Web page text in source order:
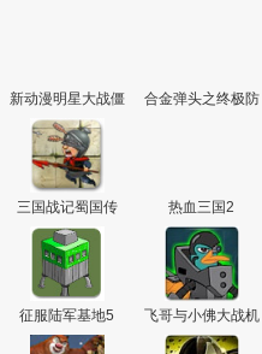
新动漫明星大战僵
尸选
合金弹头之终极防
三国战记蜀国传 热血三国2
征服陆军基地5
飞哥与小佛大战机
器人